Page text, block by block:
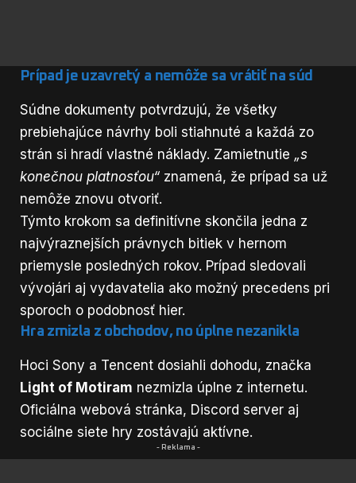
Prípad je uzavretý a nemôže sa vrátiť na súd
Súdne dokumenty potvrdzujú, že všetky
prebiehajúce návrhy boli stiahnuté a každá zo
strán si hradí vlastné náklady. Zamietnutie „s
konečnou platnosťou“ znamená, že prípad sa už
nemôže znovu otvoriť.
Týmto krokom sa definitívne skončila jedna z
najvýraznejších právnych bitiek v hernom
priemysle posledných rokov. Prípad sledovali
vývojári aj vydavatelia ako možný precedens pri
sporoch o podobnosť hier.
Hra zmizla z obchodov, no úplne nezanikla
Hoci Sony a Tencent dosiahli dohodu, značka
Light of Motiram nezmizla úplne z internetu.
Oficiálna webová stránka, Discord server aj
sociálne siete hry zostávajú aktívne.
- Reklama -